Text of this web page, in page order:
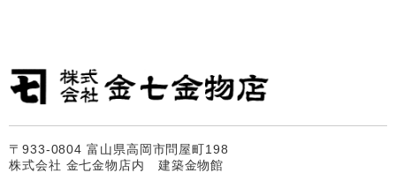
〒933-0804 富山県高岡市問屋町198
株式会社 金七金物店内 建築金物館